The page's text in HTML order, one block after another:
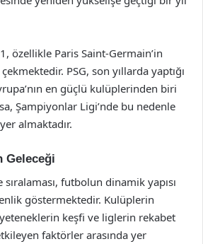
özellikle Paris Saint-Germain’in
PSG, son yıllarda yaptığı
en güçlü kulüplerinden biri
Şampiyonlar Ligi’nde bu nedenle
almaktadır.
Geleceği
futbolun dinamik yapısı
göstermektedir. Kulüplerin
keşfi ve liglerin rekabet
faktörler arasında yer